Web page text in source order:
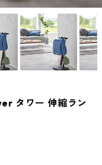
タワー 伸縮ラン